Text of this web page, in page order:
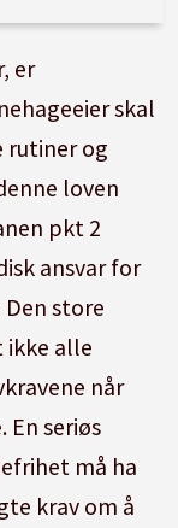
er
skal
rutiner og
loven
pkt 2
ansvar for
store
ikke alle
når
seriøs
må ha
krav om å